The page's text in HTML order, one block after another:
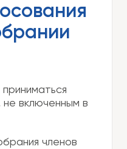
включенным в
членов